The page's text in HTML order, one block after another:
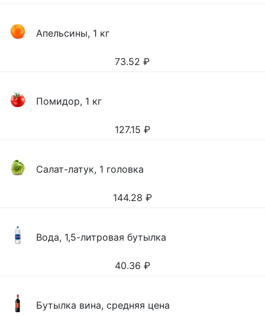
Апельсины, 1 кг
73.52 ₽
Помидор, 1 кг
127.15 ₽
Салат-латук, 1 головка
144.28 ₽
Вода, 1,5-литровая бутылка
40.36 ₽
Бутылка вина, средняя цена